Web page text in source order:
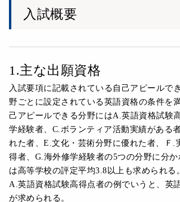
入試概要
1.主な出願資格
入試要項に記載されている自己アピールで
野ごとに設定されている英語資格の条件を
己アピールできる分野にはA.英語資格試験
学経験者、C.ボランティア活動実績がある
れた者、E.文化・芸術分野に優れた者、Ｆ.
得者、G.海外修学経験者の5つの分野に分
は高等学校の評定平均3.8以上も求められる
A.英語資格試験高得点者の例でいうと、英
が求められる。